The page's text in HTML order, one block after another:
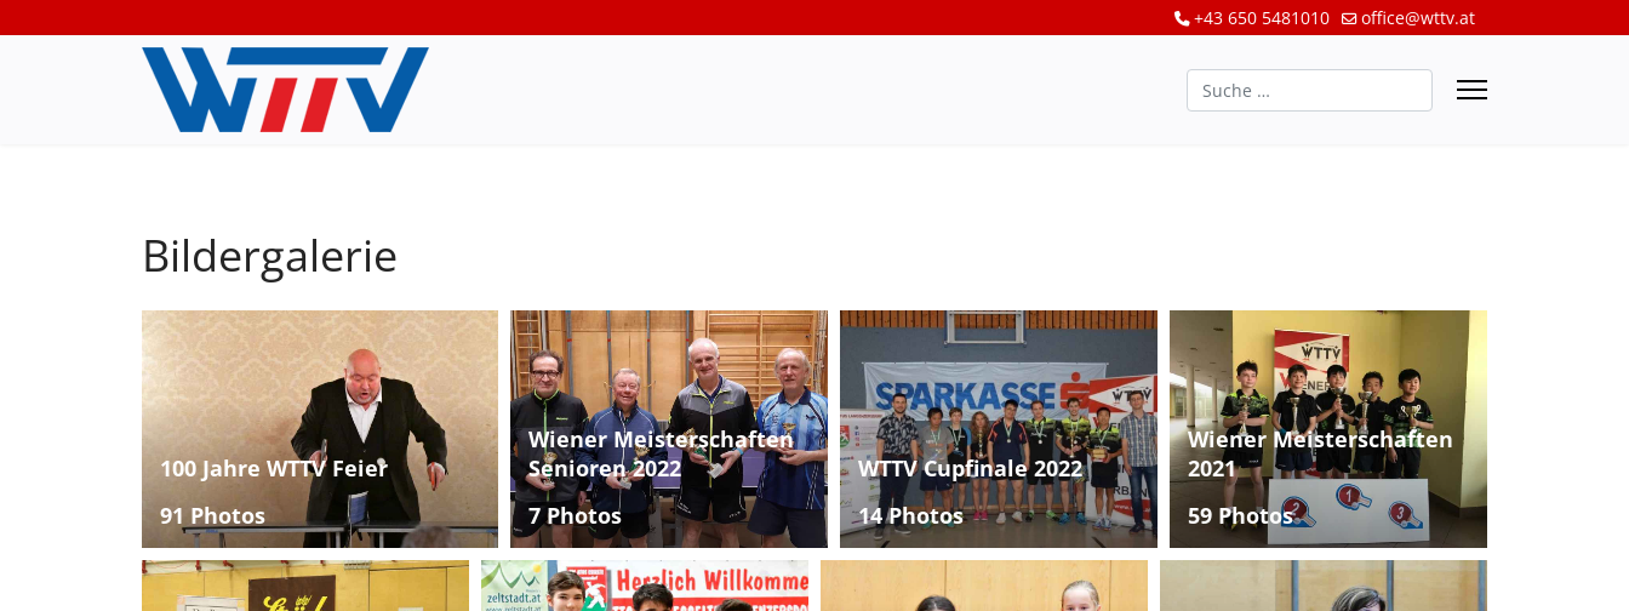
+43 650 5481010 office@wttv.at
Suchen
Bildergalerie
100 Jahre WTTV Feier
91 Photos
Wiener Meisterschaften
Senioren 2022
7 Photos
WTTV Cupfinale 2022
14 Photos
Wiener Meisterschaften
2021
59 Photos